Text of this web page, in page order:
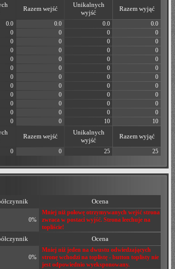
Razem wejść
Unikalnych
wyjść
Razem wyjąć
0.0 0.0 0.0
0.0
0 0 0
0
0 0 0
0
0 0 0
0
0 0 0
0
0 0 0
0
0 0 0
0
0 0 0
0
0 0 0
0
0 0 0
0
0 0 0
0
0 0 10 10
Razem wejść
Unikalnych
wyjść
Razem wyjąć
0 0 25 25
Ocena
0%
Mniej niż połowę otrzymywanych wejść strona
zwraca w postaci wyjść. Strona leechuje na
topliście!
Ocena
0%
Mniej niż jeden na dwustu odwiedzających
stronę wchodzi na toplistę - button toplisty nie
jest odpowiednio wyeksponowany.